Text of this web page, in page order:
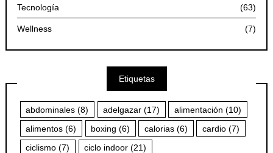
Tecnología (63)
Wellness (7)
Etiquetas
abdominales (8) adelgazar (17) alimentación (10)
alimentos (6) boxing (6) calorias (6) cardio (7)
ciclismo (7) ciclo indoor (21)